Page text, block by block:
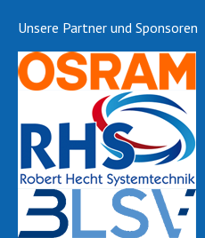
Unsere Partner und Sponsoren